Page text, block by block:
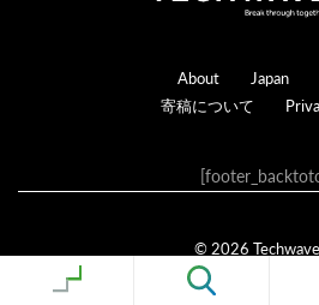
Footer
About Japan
寄稿について
© 2026
Genesis Framework